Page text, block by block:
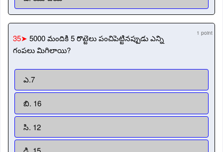
35➤ 5000 మందికి 5 రొట్టెలు పంచిపెట్టినప్పుడు ఎన్ని
గంపలు మిగిలాయి?
1 point
ఎ.7
బి. 16
సి. 12